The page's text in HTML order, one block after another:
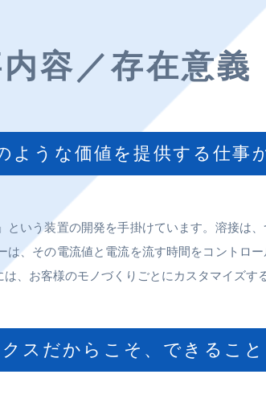
容／存在意義
ような価値を提供する仕事
いう装置の開発を手掛けています。溶接は
、その電流値と電流を流す時間をコントロ
、お客様のモノづくりごとにカスタマイズす
スだからこそ、できること